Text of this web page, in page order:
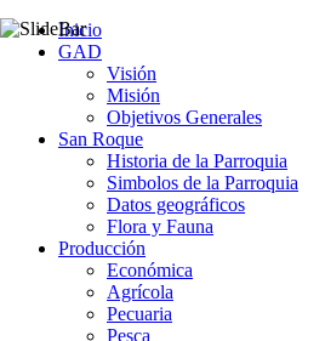
Inicio
GAD
Visión
Misión
Objetivos Generales
San Roque
Historia de la Parroquia
Simbolos de la Parroquia
Datos geográficos
Flora y Fauna
Producción
Económica
Agrícola
Pecuaria
Pesca